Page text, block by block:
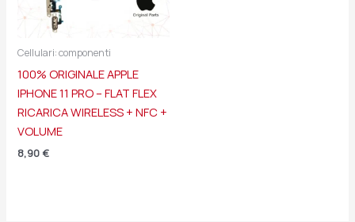
Cellulari: componenti
100% ORIGINALE APPLE
IPHONE 11 PRO – FLAT FLEX
RICARICA WIRELESS + NFC +
VOLUME
8,90 €